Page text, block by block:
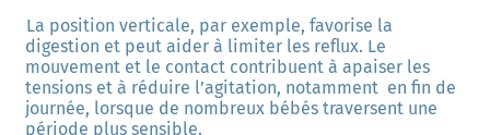
La position verticale, par exemple, favorise la
digestion et peut aider à limiter les reflux. Le
mouvement et le contact contribuent à apaiser les
tensions et à réduire l’agitation, notamment  en fin de
journée, lorsque de nombreux bébés traversent une
période plus sensible.